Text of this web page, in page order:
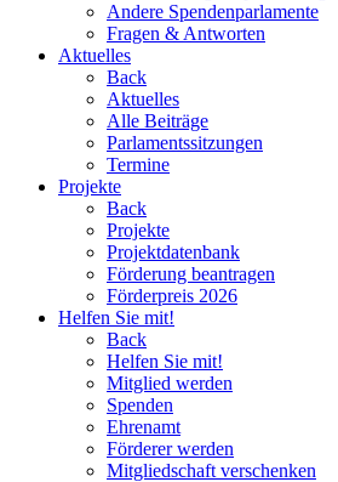
Andere Spendenparlamente
Fragen & Antworten
Aktuelles
Back
Aktuelles
Alle Beiträge
Parlamentssitzungen
Termine
Projekte
Back
Projekte
Projektdatenbank
Förderung beantragen
Förderpreis 2026
Helfen Sie mit!
Back
Helfen Sie mit!
Mitglied werden
Spenden
Ehrenamt
Förderer werden
Mitgliedschaft verschenken